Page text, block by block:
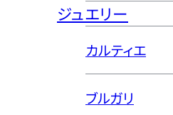
ジュエリー
カルティエ
ブルガリ